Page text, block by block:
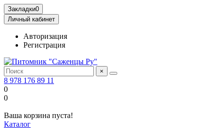
Закладки0
Личный кабинет
Авторизация
Регистрация
×
8 978 176 89 11
0
0
Ваша корзина пуста!
Каталог